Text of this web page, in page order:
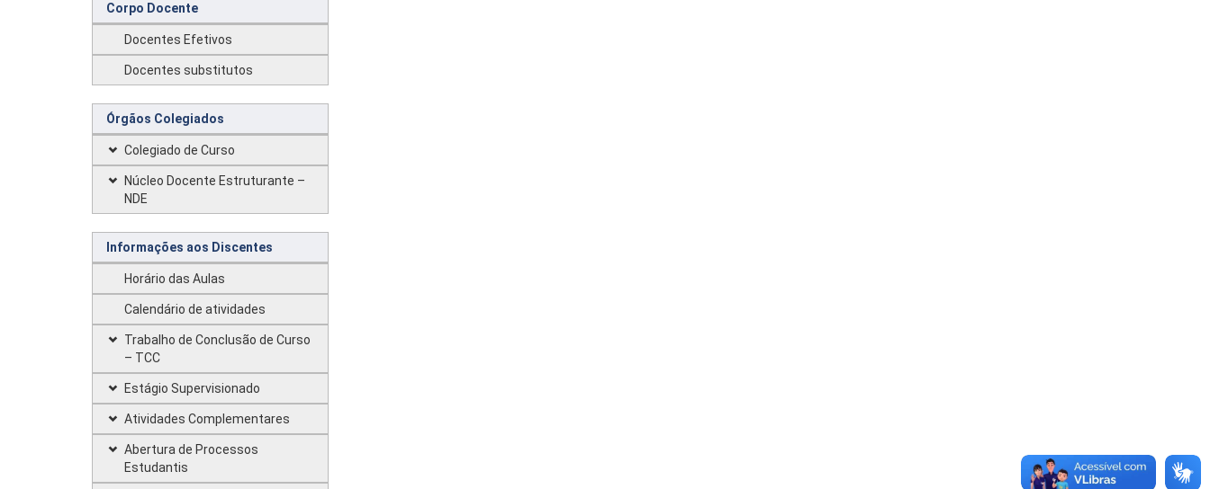
Corpo Docente
Docentes Efetivos
Docentes substitutos
Órgãos Colegiados
Colegiado de Curso
Núcleo Docente Estruturante –
NDE
Informações aos Discentes
Horário das Aulas
Calendário de atividades
Trabalho de Conclusão de Curso
– TCC
Estágio Supervisionado
Atividades Complementares
Abertura de Processos
Estudantis